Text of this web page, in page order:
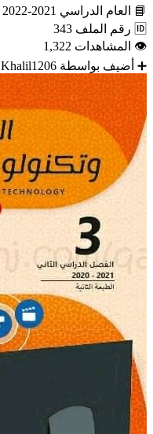
📘 العام الدراسي 2021-2022
🆔 رقم الملف 343
👁 المشاهدات 1,322
➕ أضيف بواسطة Khalil1206